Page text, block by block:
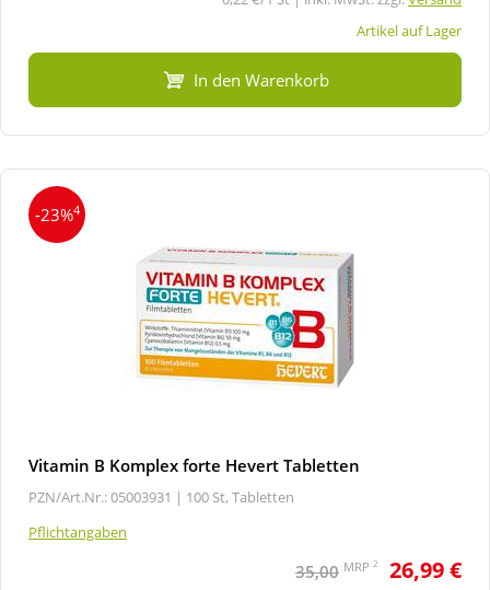
Artikel auf Lager
In den Warenkorb
-23%4
Vitamin B Komplex forte Hevert Tabletten
PZN/Art.Nr.: 05003931 | 100 St, Tabletten
Pflichtangaben
35,00 MRP 2 26,99 €